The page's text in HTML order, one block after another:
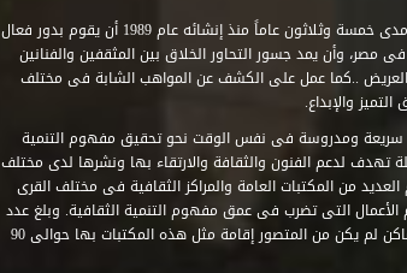
استطاع صندوق التنمية الثقافية على مدى خمسة وثلاثون عاماً منذ إنشائه عام 1989 أن يقوم بدور فعال
مصر، وأن يمد جسور التحاور الخلاق بين المثقفين والفنانين
..كما عمل على الكشف عن المواهب الشابة فى مختلف
والإبداع.
سريعة ومدروسة فى نفس الوقت نحو تحقيق مفهوم التنمية
تهدف لدعم الفنون والثقافة والارتقاء بها ونشرها لدى مختلف
من المكتبات العامة والمراكز الثقافية فى مختلف القرى
الأعمال التى تضرب فى عمق مفهوم التنمية الثقافية. وبلغ عدد
المكتبات التى أنشأها الصندوق فى أماكن لم يكن من المتصور إقامة مثل هذه المكتبات بها حوالى 90